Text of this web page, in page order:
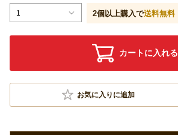
1 2個以上購入で送料無料
カートに入れる
お気に入りに追加